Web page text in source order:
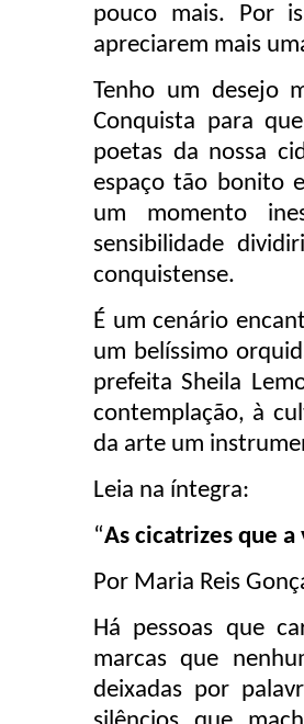
pouco mais. Por
apreciarem mais
Tenho um desejo
Conquista para
poetas da nossa
espaço tão bonito
um momento
sensibilidade
conquistense.
É um cenário
um belíssimo
prefeita Sheila
contemplação, à
da arte um
Leia na íntegra:
“As cicatrizes que a
Por Maria Reis
Há pessoas que
marcas que
deixadas por